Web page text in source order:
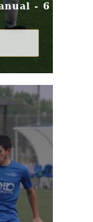
- 6